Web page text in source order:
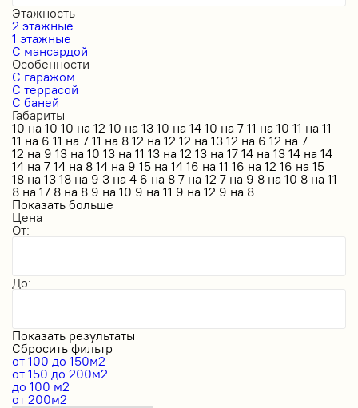
Этажность
2 этажные
1 этажные
С мансардой
Особенности
С гаражом
С террасой
С баней
Габариты
10 на 10 10 на 12 10 на 13 10 на 14 10 на 7 11 на 10 11 на 11
11 на 6 11 на 7 11 на 8 12 на 12 12 на 13 12 на 6 12 на 7
12 на 9 13 на 10 13 на 11 13 на 12 13 на 17 14 на 13 14 на 14
14 на 7 14 на 8 14 на 9 15 на 14 16 на 11 16 на 12 16 на 15
18 на 13 18 на 9 3 на 4 6 на 8 7 на 12 7 на 9 8 на 10 8 на 11
8 на 17 8 на 8 9 на 10 9 на 11 9 на 12 9 на 8
Показать больше
Цена
От:
До:
Показать результаты
Сбросить фильтр
от 100 до 150м2
от 150 до 200м2
до 100 м2
от 200м2